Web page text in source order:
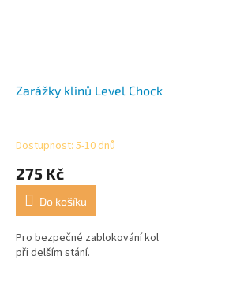
Zarážky klínů Level Chock
Dostupnost: 5-10 dnů
275 Kč
Do košíku
Pro bezpečné zablokování kol
při delším stání.